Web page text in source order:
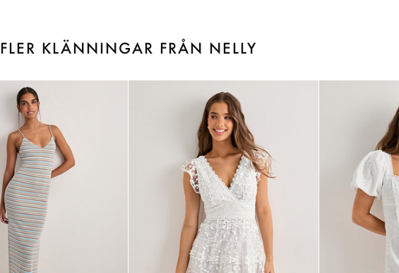
FLER KLÄNNINGAR FRÅN NELLY